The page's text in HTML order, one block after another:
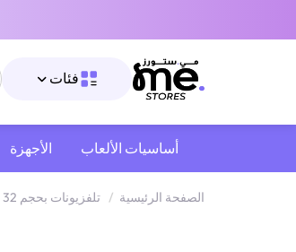
فئات
أساسيات الألعاب الأجهزة
الصفحة الرئيسية / تلفزيونات بحجم 32 - 43 بوصة